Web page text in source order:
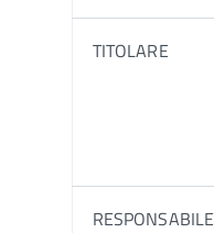
TITOLARE
RESPONSABILE